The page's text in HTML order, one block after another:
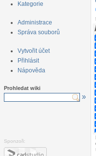
Kategorie
Administrace
Správa souborů
Vytvořit účet
Přihlásit
Nápověda
Prohledat wiki
»
Sponzoři: